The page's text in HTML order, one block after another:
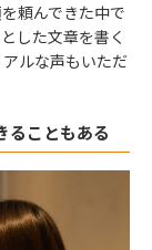
頼んできた中で
した文章を書く
ルな声もいただ
ることもある